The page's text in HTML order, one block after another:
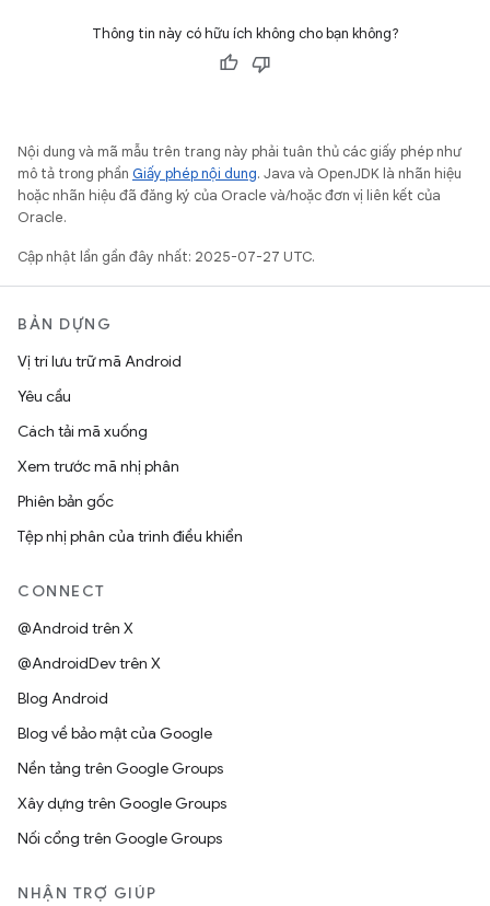
Thông tin này có hữu ích không cho bạn không?
Nội dung và mã mẫu trên trang này phải tuân thủ các giấy phép như
mô tả trong phần Giấy phép nội dung. Java và OpenJDK là nhãn hiệu
hoặc nhãn hiệu đã đăng ký của Oracle và/hoặc đơn vị liên kết của
Oracle.
Cập nhật lần gần đây nhất: 2025-07-27 UTC.
BẢN DỰNG
Vị trí lưu trữ mã Android
Yêu cầu
Cách tải mã xuống
Xem trước mã nhị phân
Phiên bản gốc
Tệp nhị phân của trình điều khiển
CONNECT
@Android trên X
@AndroidDev trên X
Blog Android
Blog về bảo mật của Google
Nền tảng trên Google Groups
Xây dựng trên Google Groups
Nối cổng trên Google Groups
NHẬN TRỢ GIÚP